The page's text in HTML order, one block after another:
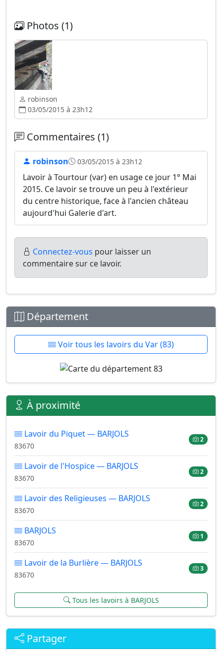
Photos (1)
robinson
03/05/2015 à 23h12
Commentaires (1)
robinson 03/05/2015 à 23h12
Lavoir à Tourtour (var) en usage ce jour 1° Mai
2015. Ce lavoir se trouve un peu à l'extérieur
du centre historique, face à l'ancien château
aujourd'hui Galerie d'art.
Connectez-vous pour laisser un
commentaire sur ce lavoir.
Département
Voir tous les lavoirs du Var (83)
À proximité
Lavoir du Piquet — BARJOLS
83670
2
Lavoir de l'Hospice — BARJOLS
83670
2
Lavoir des Religieuses — BARJOLS
83670
2
BARJOLS
83670
1
Lavoir de la Burlière — BARJOLS
83670
3
Tous les lavoirs à BARJOLS
Partager